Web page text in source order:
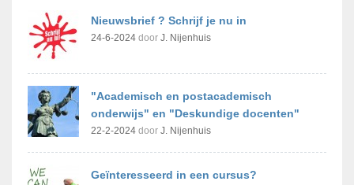
Nieuwsbrief ? Schrijf je nu in
24-6-2024 door J. Nijenhuis
"Academisch en postacademisch
onderwijs" en "Deskundige docenten"
22-2-2024 door J. Nijenhuis
Geïnteresseerd in een cursus?